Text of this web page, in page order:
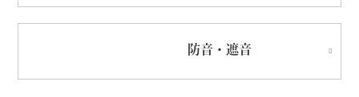
防音・遮音